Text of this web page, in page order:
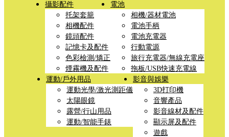
攝影配件
托架套籠
相機配件
鏡頭配件
記憶卡及配件
色彩檢測/矯正
煙霧機及配件
電池
相機/器材電池
電池手柄
電池充電器
行動電源
旅行充電器/無線充電座
拖板/USB快速充電線
運動/戶外用品
運動光學/激光測距儀
太陽眼鏡
露營/行山用品
運動/智能手錶
影音與娛樂
3D打印機
音響產品
影音線材及配件
顯示屏及配件
遊戲